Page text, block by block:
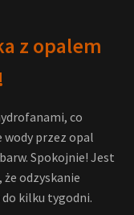
z opalem
co
wody przez opal
Spokojnie! Jest
odzyskanie
kilku tygodni.